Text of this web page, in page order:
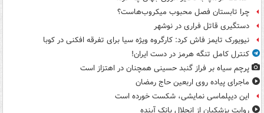
چرا تابستان فصل محبوب میکروب‌هاست؟
دستگیری قاتل فراری در نوشهر
نیویورک تایمز فاش کرد: کارگروه ویژه سیا برای تفرقه افکنی در کوبا
کنترل کامل تنگه هرمز در دست ایران!
پرچم سیاه بر فراز گنبد حسینی همچنان در اهتزاز است
ماجرای پیاده روی اربعین حاج رمضان
این دیپلماسی نمایشی، شکست خورده است
روایت پزشکیان از انحلال بانک آینده